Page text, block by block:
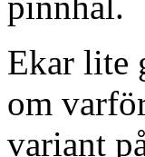
Ekar lite
om
variant